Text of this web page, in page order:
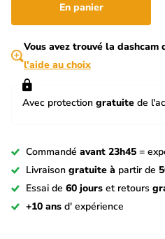
En panier
Vous avez trouvé la dashcam
l'aide au choix
Avec protection gratuite de
Commandé avant 23h45 =
Livraison gratuite à partir de
Essai de 60 jours et retours
+10 ans d' expérience